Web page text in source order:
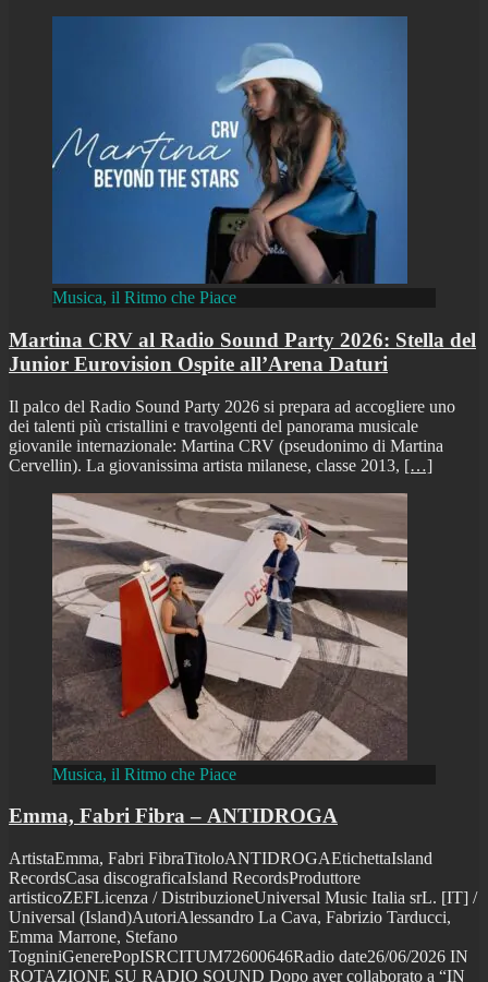
Musica, il Ritmo che Piace
Martina CRV al Radio Sound Party 2026: Stella del
Junior Eurovision Ospite all’Arena Daturi
Il palco del Radio Sound Party 2026 si prepara ad accogliere uno
dei talenti più cristallini e travolgenti del panorama musicale
giovanile internazionale: Martina CRV (pseudonimo di Martina
Cervellin). La giovanissima artista milanese, classe 2013, […]
Musica, il Ritmo che Piace
Emma, Fabri Fibra – ANTIDROGA
ArtistaEmma, Fabri FibraTitoloANTIDROGAEtichettaIsland
RecordsCasa discograficaIsland RecordsProduttore
artisticoZEFLicenza / DistribuzioneUniversal Music Italia srL. [IT] /
Universal (Island)AutoriAlessandro La Cava, Fabrizio Tarducci,
Emma Marrone, Stefano
TogniniGenerePopISRCITUM72600646Radio date26/06/2026 IN
ROTAZIONE SU RADIO SOUND Dopo aver collaborato a “IN